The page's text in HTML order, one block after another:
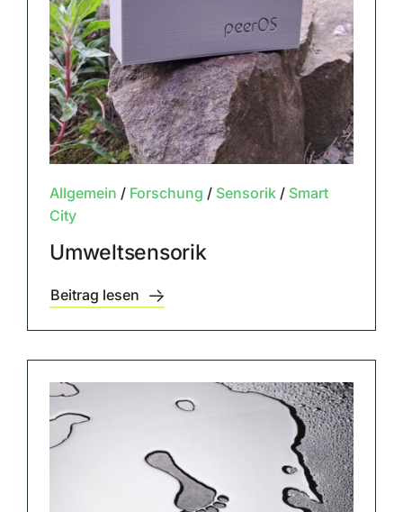
Allgemein / Forschung / Sensorik/ Smart
City
Umweltsensorik
Beitrag lesen